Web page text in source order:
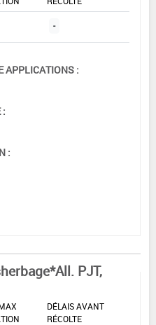
-
APPLICATIONS :
:
:
PJT,
DÉLAIS AVANT
RÉCOLTE